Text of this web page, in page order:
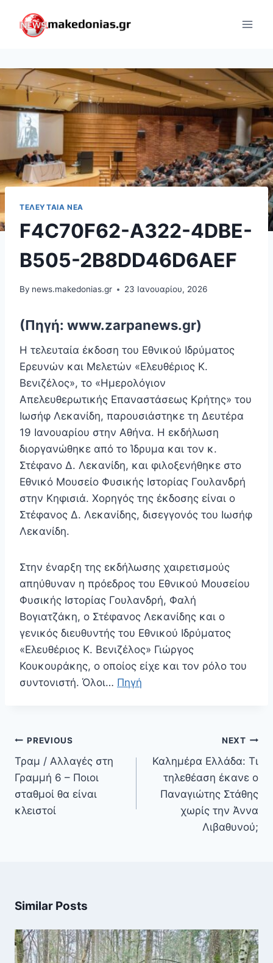
content
ΤΕΛΕΥΤΑΊΑ ΝΈΑ
F4C70F62-A322-4DBE-
B505-2B8DD46D6AEF
By news.makedonias.gr 23 Ιανουαρίου, 2026
(Πηγή: www.zarpanews.gr)
Η τελευταία έκδοση του Εθνικού Ιδρύματος
Ερευνών και Μελετών «Ελευθέριος Κ.
Βενιζέλος», το «Ημερολόγιον
Απελευθερωτικής Επαναστάσεως Κρήτης» του
Ιωσήφ Λεκανίδη, παρουσιάστηκε τη Δευτέρα
19 Ιανουαρίου στην Αθήνα. Η εκδήλωση
διοργανώθηκε από το Ίδρυμα και τον κ.
Στέφανο Δ. Λεκανίδη, και φιλοξενήθηκε στο
Εθνικό Μουσείο Φυσικής Ιστορίας Γουλανδρή
στην Κηφισιά. Χορηγός της έκδοσης είναι ο
Στέφανος Δ. Λεκανίδης, δισεγγονός του Ιωσήφ
Λεκανίδη.
Στην έναρξη της εκδήλωσης χαιρετισμούς
απηύθυναν η πρόεδρος του Εθνικού Μουσείου
Φυσικής Ιστορίας Γουλανδρή, Φαλή
Βογιατζάκη, ο Στέφανος Λεκανίδης και ο
γενικός διευθυντής του Εθνικού Ιδρύματος
«Ελευθέριος Κ. Βενιζέλος» Γιώργος
Κουκουράκης, ο οποίος είχε και τον ρόλο του
συντονιστή. Όλοι… Πηγή
Πλοήγηση
άρθρων
PREVIOUS
Τραμ / Αλλαγές στη
Γραμμή 6 – Ποιοι
σταθμοί θα είναι
κλειστοί
NEXT
Καλημέρα Ελλάδα: Τι
τηλεθέαση έκανε ο
Παναγιώτης Στάθης
χωρίς την Άννα
Λιβαθυνού;
Similar Posts